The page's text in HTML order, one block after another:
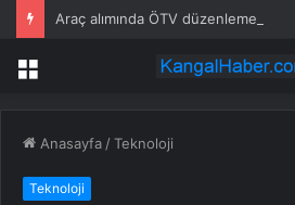
Menü
Anasayfa /Teknoloji
Teknoloji